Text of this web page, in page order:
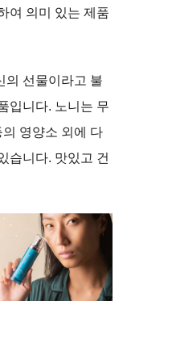
여 의미 있는 제품
의 선물이라고 불
입니다. 노니는 무
영양소 외에 다
습니다. 맛있고 건